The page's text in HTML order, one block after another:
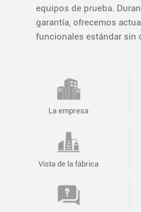
equipos de prueba.
garantía, ofrecemos
funcionales estándar sin
La empresa
Vista de la fábrica